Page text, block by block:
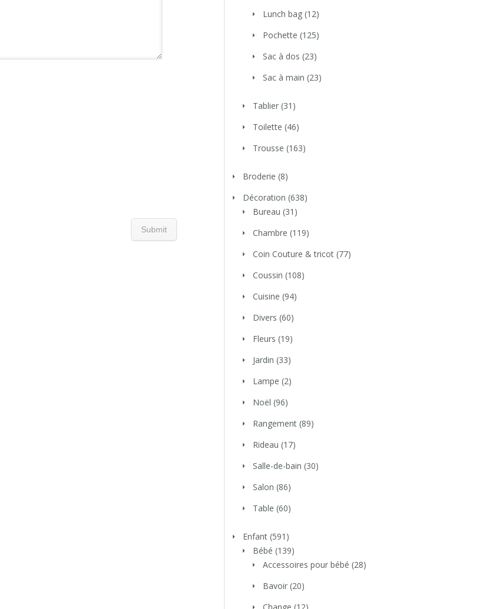
Lunch bag (12)
Pochette (125)
Sac à dos (23)
Sac à main (23)
Tablier (31)
Toilette (46)
Trousse (163)
Broderie (8)
Décoration (638)
Bureau (31)
Chambre (119)
Coin Couture & tricot (77)
Coussin (108)
Cuisine (94)
Divers (60)
Fleurs (19)
Jardin (33)
Lampe (2)
Noël (96)
Rangement (89)
Rideau (17)
Salle-de-bain (30)
Salon (86)
Table (60)
Enfant (591)
Bébé (139)
Accessoires pour bébé (28)
Bavoir (20)